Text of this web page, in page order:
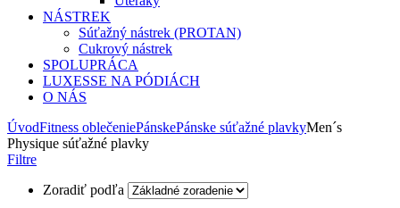
NÁSTREK
Súťažný nástrek (PROTAN)
Cukrový nástrek
SPOLUPRÁCA
LUXESSE NA PÓDIÁCH
O NÁS
ÚvodFitness oblečeniePánskePánske súťažné plavkyMen´s
Physique súťažné plavky
Filtre
Zoradiť podľa